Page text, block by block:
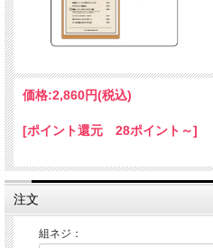
価格:2,860円(税込)
[ポイント還元 28ポイント～]
注文
組ネジ：